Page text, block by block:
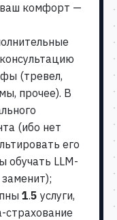
ваш комфорт —
(тревел,
прочее). В
(ибо нет
его
обучать LLM-
1.5 услуги,
страхование